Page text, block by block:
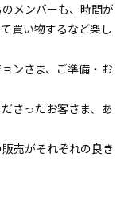
メンバーも、時間が
買い物するなど楽し
ンさま、ご準備・お
さったお客さま、あ
売がそれぞれの良き